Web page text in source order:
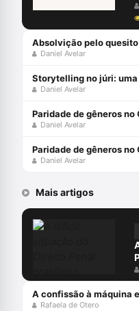
Daniel Avelar
Daniel Avelar
Daniel Avelar
Daniel Avelar
Mais artigos
A confissão à máquina
Rafaela de Otero